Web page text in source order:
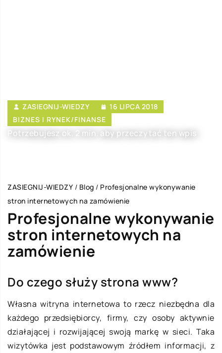
ZASIEGNIJ-WIEDZY
16 LIPCA 2018
BIZNES I RYNEK/FINANSE
Potrzebujesz ok. 2 min. aby przeczytać ten wpis
ZASIEGNIJ-WIEDZY / Blog / Profesjonalne wykonywanie
stron internetowych na zamówienie
Profesjonalne wykonywanie
stron internetowych na
zamówienie
Do czego służy strona www?
Własna witryna internetowa to rzecz niezbędna dla
każdego przedsiębiorcy, firmy, czy osoby aktywnie
działającej i rozwijającej swoją markę w sieci. Taka
wizytówka jest podstawowym źródłem informacji, z